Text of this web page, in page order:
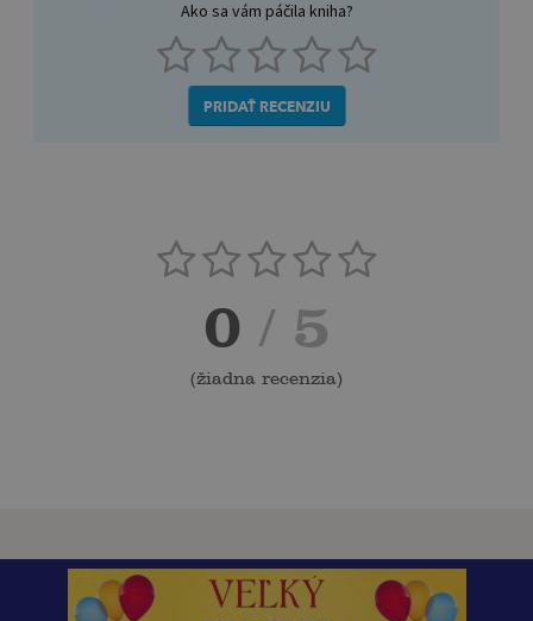
Ako sa vám páčila kniha?
PRIDAŤ RECENZIU
0 / 5
(žiadna recenzia)